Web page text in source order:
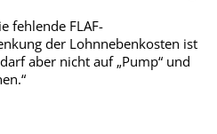
fehlende FLAF-
der Lohnnebenkosten ist
aber nicht auf „Pump“ und